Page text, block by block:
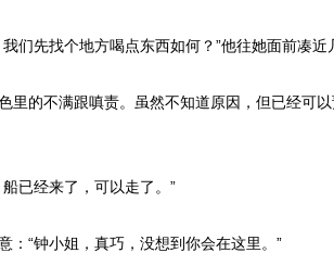
们先找个地方喝点东西如何？”他往她面前凑近
的不满跟嗔责。虽然不知道原因，但已经可
已经来了，可以走了。”
“钟小姐，真巧，没想到你会在这里。”